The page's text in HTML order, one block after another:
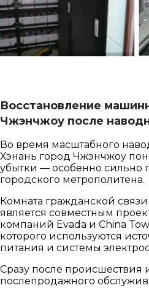
Восстановление
Чжэнчжоу после
Во время масштабного
Хэнань город Чжэнчжоу
убытки — особенно сильно
городского метрополитена.
Комната гражданской
является совместным
компаний Evada и China
которого используются
питания и системы
Сразу после происшествия
послепродажного